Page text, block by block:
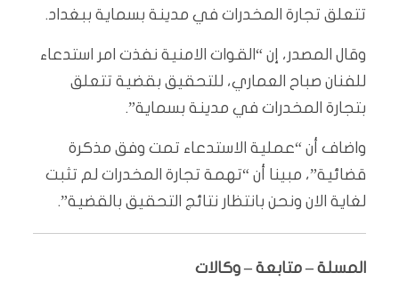
تتعلق تجارة المخدرات في مدينة بسماية ببغداد.
وقال المصدر، إن “القوات الامنية نفذت امر استدعاء
للفنان صباح العماري، للتحقيق بقضية تتعلق
بتجارة المخدرات في مدينة بسماية”.
واضاف أن “عملية الاستدعاء تمت وفق مذكرة
قضائية”، مبينا أن “تهمة تجارة المخدرات لم تثبت
لغاية الان ونحن بانتظار نتائج التحقيق بالقضية”.
المسلة – متابعة – وكالات